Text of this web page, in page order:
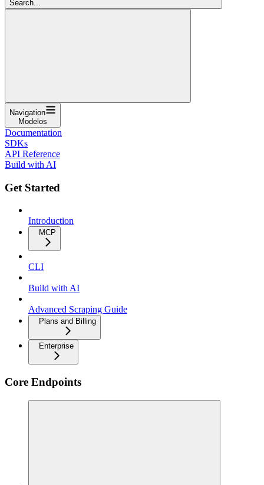
Search...
Navigation
Modelos
Documentation
SDKs
API Reference
Build with AI
Get Started
Introduction
MCP
CLI
Build with AI
Advanced Scraping Guide
Plans and Billing
Enterprise
Core Endpoints